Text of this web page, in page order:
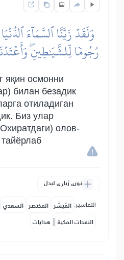
وَلَقَدۡ زَيَّنَّا ٱلسَّمَآءَ
رُجُومٗا لِّلشَّيَٰطِينِۖ
яқин осмонни
билан безадик
отиладиган
Биз улар
олов-
نورې ژباړې لیدل
التفاسير: المُيسَّر المختصر السعدي
النفحات المكية | هدايات